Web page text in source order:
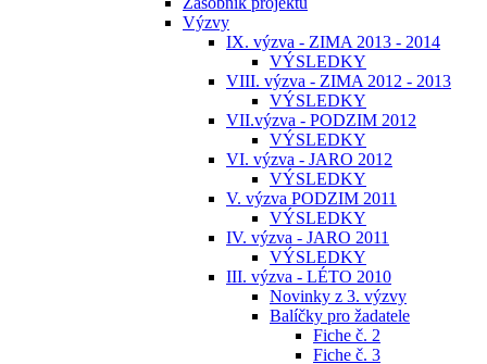
Výzvy
IX. výzva - ZIMA 2013 - 2014
VÝSLEDKY
VIII. výzva - ZIMA 2012 - 2013
VÝSLEDKY
VII.výzva - PODZIM 2012
VÝSLEDKY
VI. výzva - JARO 2012
VÝSLEDKY
V. výzva PODZIM 2011
VÝSLEDKY
IV. výzva - JARO 2011
VÝSLEDKY
III. výzva - LÉTO 2010
Novinky z 3. výzvy
Balíčky pro žadatele
Fiche č. 2
Fiche č. 3